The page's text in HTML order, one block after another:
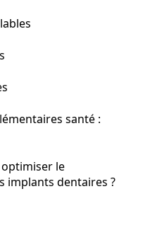
santé :
le
implants dentaires ?